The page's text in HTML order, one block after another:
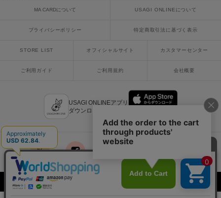
sanrio house
サンリオハウス
SESAME STREET MARKET
セサミストリートマーケット
SHAKA
MA CARDについて USAGI ONLINEについて
プライバシーポリシー 特定商取引法に基づく表示
STORE LIST オフィシャルサイト カスタマーセンター
ご利用ガイド ご利用規約 会社概要
USAGI ONLINEアプリ
ダウンロードはこちら
x facebook LINE mail
Copyright © 2018 Usagi Online Co.,Ltd. All Rights Reserved.